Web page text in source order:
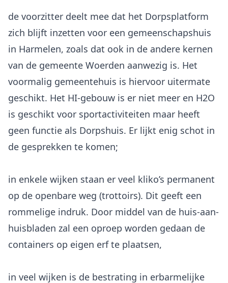
de voorzitter deelt mee dat het Dorpsplatform
zich blijft inzetten voor een gemeenschapshuis
in Harmelen, zoals dat ook in de andere kernen
van de gemeente Woerden aanwezig is. Het
voormalig gemeentehuis is hiervoor uitermate
geschikt. Het HI-gebouw is er niet meer en H2O
is geschikt voor sportactiviteiten maar heeft
geen functie als Dorpshuis. Er lijkt enig schot in
de gesprekken te komen;
in enkele wijken staan er veel kliko’s permanent
op de openbare weg (trottoirs). Dit geeft een
rommelige indruk. Door middel van de huis-aan-
huisbladen zal een oproep worden gedaan de
containers op eigen erf te plaatsen,
in veel wijken is de bestrating in erbarmelijke